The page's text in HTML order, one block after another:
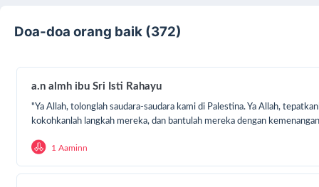
menyalurkan air bersih untuk Palestina dengan total
Penyaluran air bersih dilakukan di berbagai wilayah di
Doa-doa orang baik (372)
a.n almh ibu Sri Isti Rahayu
"Ya Allah, tolonglah saudara-saudara kami di Palestina. Ya Allah,
kokohkanlah langkah mereka, dan bantulah mereka dengan
1 Aaminn